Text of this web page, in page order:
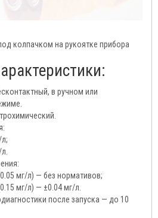
колпачком на рукоятке прибора
в ручном или
мг/л) — без нормативов;
мг/л) — ±0.04 мг/л.
после запуска — до 10